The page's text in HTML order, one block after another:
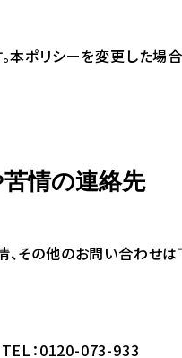
ポリシーを変更した場
情の連絡先
その他のお問い合わせは
：0120-073-933